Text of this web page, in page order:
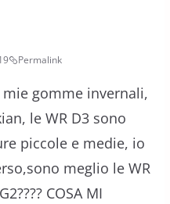
Permalink
gomme invernali,
le WR D3 sono
piccole e medie, io
meglio le WR
COSA MI